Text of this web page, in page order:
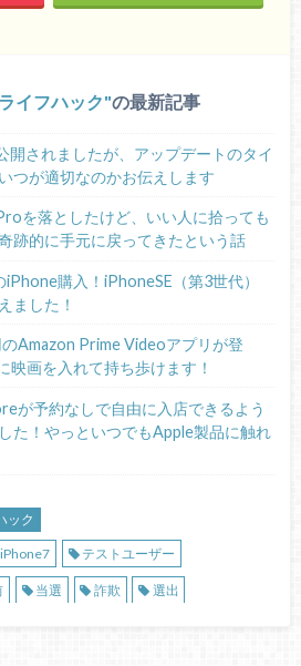
ライフハック の最新記事
開されましたが、アップデートのタイ
つが適切なのかお伝えします
を落としたけど、いい人に拾っても
跡的に手元に戻ってきたという話
iPhone購入！iPhoneSE（第3世代）
ました！
Amazon Prime Videoアプリが登
映画を入れて持ち歩けます！
が予約なしで自由に入店できるよう
た！やっといつでもApple製品に触れ
ック
iPhone7 テストユーザー
当選 詐欺 選出